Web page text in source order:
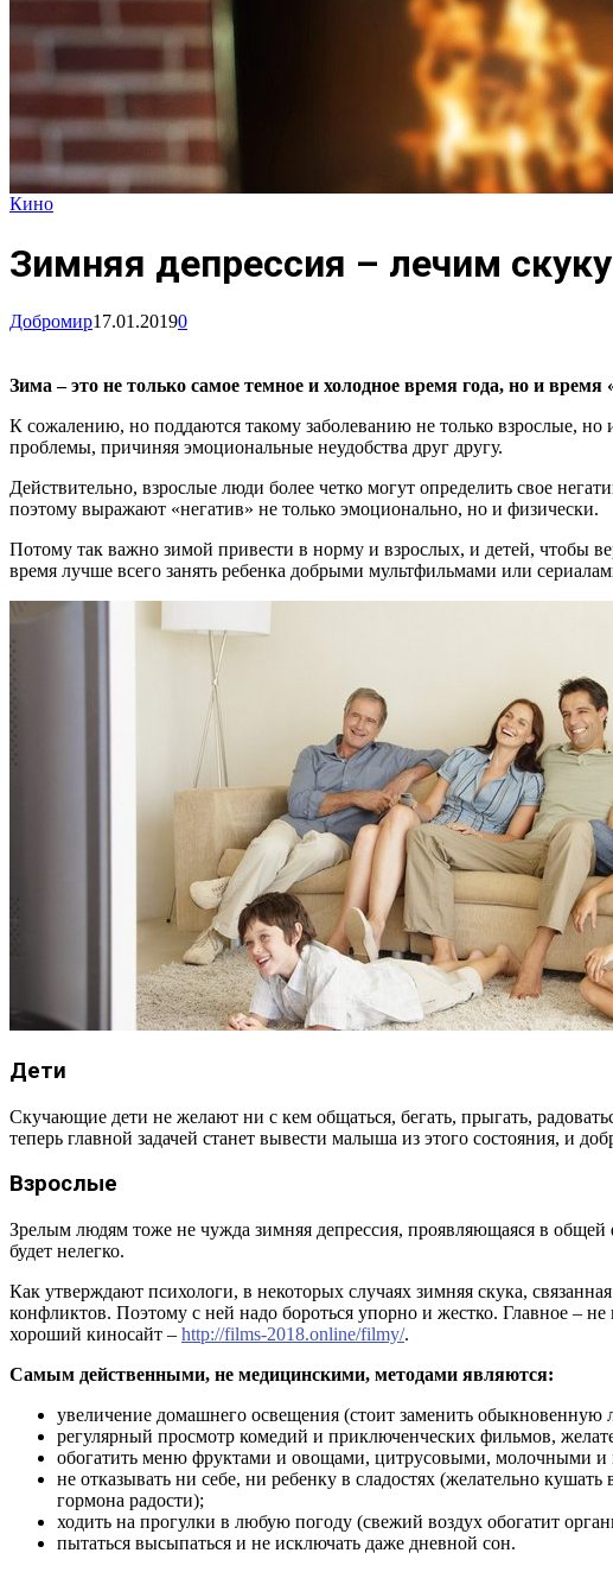
Кино
Зимняя депрессия – лечим
Добромир17.01.20190
Зима – это не только самое темное и холодное время года, но и
К сожалению, но поддаются такому заболеванию не только взрослые, но
проблемы, причиняя эмоциональные неудобства друг другу.
Действительно, взрослые люди более четко могут определить свое
поэтому выражают «негатив» не только эмоционально, но и физически.
Потому так важно зимой привести в норму и взрослых, и детей, чтобы
время лучше всего занять ребенка добрыми мультфильмами или
Дети
Скучающие дети не желают ни с кем общаться, бегать, прыгать,
теперь главной задачей станет вывести малыша из этого состояния, и
Взрослые
Зрелым людям тоже не чужда зимняя депрессия, проявляющаяся в общей
будет нелегко.
Как утверждают психологи, в некоторых случаях зимняя скука,
конфликтов. Поэтому с ней надо бороться упорно и жестко. Главное –
хороший киносайт – http://films-2018.online/filmy/.
Самым действенными, не медицинскими, методами являются:
увеличение домашнего освещения (стоит заменить обыкновенную
регулярный просмотр комедий и приключенческих фильмов,
обогатить меню фруктами и овощами, цитрусовыми, молочными
не отказывать ни себе, ни ребенку в сладостях (желательно
гормона радости);
ходить на прогулки в любую погоду (свежий воздух обогатит
пытаться высыпаться и не исключать даже дневной сон.